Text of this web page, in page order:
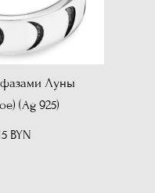
Луны
(Ag 925)
BYN